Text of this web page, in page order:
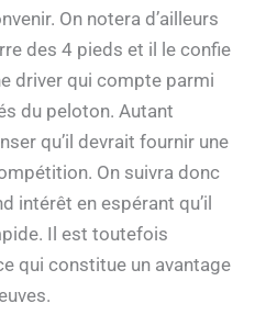
On notera d’ailleurs
des 4 pieds et il le confie
driver qui compte parmi
du peloton. Autant
qu’il devrait fournir une
On suivra donc
intérêt en espérant qu’il
Il est toutefois
qui constitue un avantage